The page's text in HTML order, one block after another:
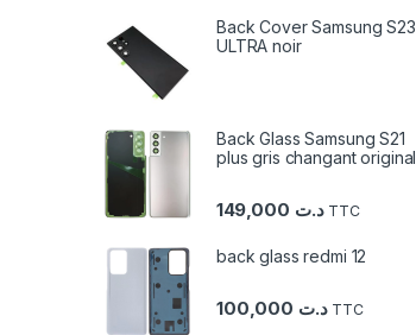
Back Cover Samsung S23
ULTRA noir
Back Glass Samsung S21
plus gris changant original
د.ت TTC
back glass redmi 12
د.ت TTC